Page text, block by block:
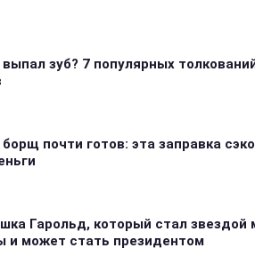
зуб? 7 популярных
почти готов: эта заправка
Гарольд, который стал звездой
и может стать президентом